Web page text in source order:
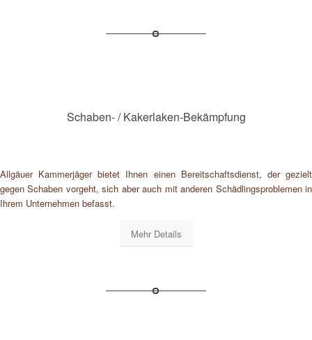
Schaben- / Kakerlaken-Bekämpfung
Allgäuer Kammerjäger bietet Ihnen einen Bereitschaftsdienst, der gezielt
gegen Schaben vorgeht, sich aber auch mit anderen Schädlingsproblemen in
Ihrem Unternehmen befasst.
Mehr Details